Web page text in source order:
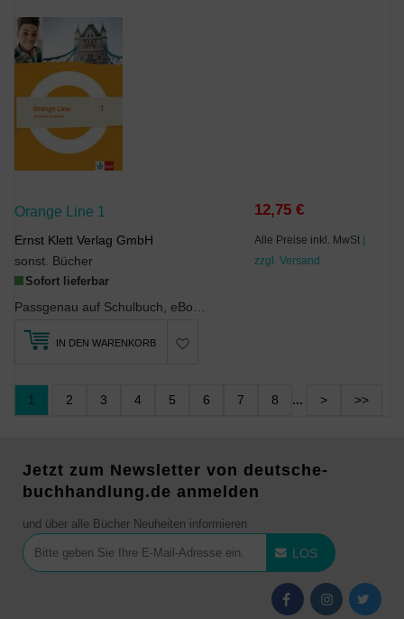
Orange Line 1
Ernst Klett Verlag GmbH
sonst. Bücher
Sofort lieferbar
12,75 €
Alle Preise inkl. MwSt |
zzgl. Versand
IN DEN WARENKORB
1 2 3 4 5 6 7 8 ... > >>
Jetzt zum Newsletter von deutsche-
buchhandlung.de anmelden
und über alle Bücher Neuheiten informieren
LOS